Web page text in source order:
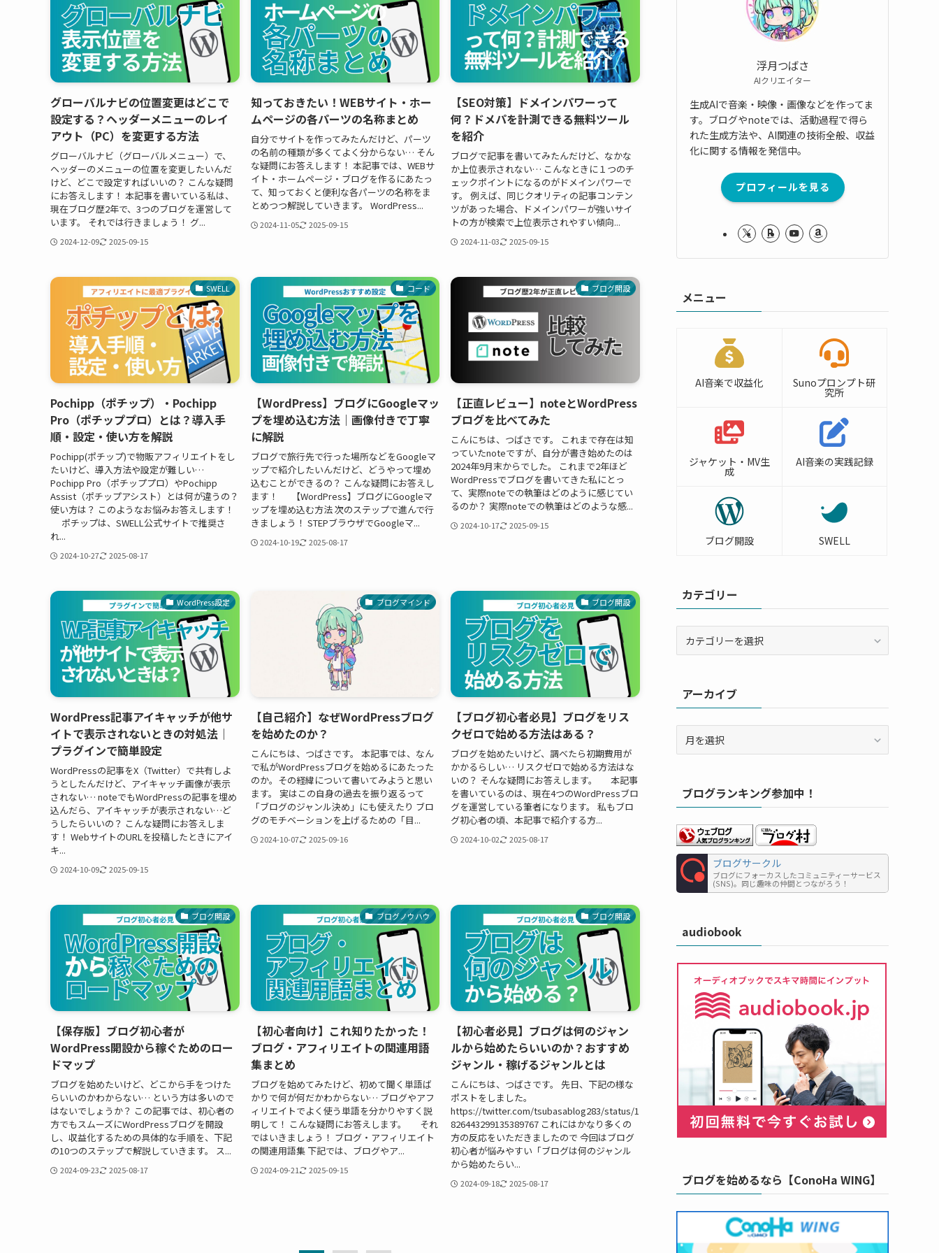
グローバルナビの位置変更はどこで
設定する？ヘッダーメニューのレイ
アウト（PC）を変更する方法
グローバルナビ（グローバルメニュー）で、
ヘッダーのメニューの位置を変更したいんだ
けど、どこで設定すればいいの？ こんな疑問
にお答えします！ 本記事を書いている私は、
現在ブログ歴2年で、3つのブログを運営して
います。 それでは行きましょう！ グ...
2024-12-09 2025-09-15
知っておきたい！WEBサイト・ホー
ムページの各パーツの名称まとめ
自分でサイトを作ってみたんだけど、パーツ
の名前の種類が多くてよく分からない… そん
な疑問にお答えします！ 本記事では、WEBサ
イト・ホームページ・ブログを作るにあたっ
て、知っておくと便利な各パーツの名称をま
とめつつ解説していきます。 WordPress...
2024-11-05 2025-09-15
【SEO対策】ドメインパワーって
何？ドメパを計測できる無料ツール
を紹介
ブログで記事を書いてみたんだけど、なかな
か上位表示されない… こんなときに１つのチ
ェックポイントになるのがドメインパワーで
す。 例えば、同じクオリティの記事コンテン
ツがあった場合、ドメインパワーが強いサイ
トの方が検索で上位表示されやすい傾向...
2024-11-03 2025-09-15
SWELL
Pochipp（ポチップ）・Pochipp
Pro（ポチッププロ）とは？導入手
順・設定・使い方を解説
Pochipp(ポチップ)で物販アフィリエイトをし
たいけど、導入方法や設定が難しい…
Pochipp Pro（ポチッププロ）やPochipp
Assist（ポチップアシスト）とは何が違うの？
使い方は？ このようなお悩みお答えします！
ポチップは、SWELL公式サイトで推奨さ
れ...
2024-10-27 2025-08-17
コード
【WordPress】ブログにGoogleマッ
プを埋め込む方法｜画像付きで丁寧
に解説
ブログで旅行先で行った場所などをGoogleマ
ップで紹介したいんだけど、どうやって埋め
込むことができるの？ こんな疑問にお答えし
ます！ 【WordPress】ブログにGoogleマ
ップを埋め込む方法 次のステップで進んで行
きましょう！ STEPブラウザでGoogleマ...
2024-10-19 2025-08-17
ブログ開設
【正直レビュー】noteとWordPress
ブログを比べてみた
こんにちは、つばさです。 これまで存在は知
っていたnoteですが、自分が書き始めたのは
2024年9月末からでした。 これまで2年ほど
WordPressでブログを書いてきた私にとっ
て、実際noteでの執筆はどのように感じてい
るのか？ 実際noteでの執筆はどのような感...
2024-10-17 2025-09-15
WordPress設定
WordPress記事アイキャッチが他サ
イトで表示されないときの対処法｜
プラグインで簡単設定
WordPressの記事をX（Twitter）で共有しよ
うとしたんだけど、アイキャッチ画像が表示
されない… noteでもWordPressの記事を埋め
込んだら、アイキャッチが表示されない…ど
うしたらいいの？ こんな疑問にお答えしま
す！ WebサイトのURLを投稿したときにアイ
キ...
2024-10-09 2025-09-15
ブログマインド
【自己紹介】なぜWordPressブログ
を始めたのか？
こんにちは、つばさです。 本記事では、なん
で私がWordPressブログを始めるにあたった
のか。その経緯について書いてみようと思い
ます。 実はこの自身の過去を振り返るって
「ブログのジャンル決め」にも使えたり ブロ
グのモチベーションを上げるための「目...
2024-10-07 2025-09-16
ブログ開設
【ブログ初心者必見】ブログをリス
クゼロで始める方法はある？
ブログを始めたいけど、調べたら初期費用が
かかるらしい… リスクゼロで始める方法はな
いの？ そんな疑問にお答えします。 本記事
を書いているのは、現在4つのWordPressブロ
グを運営している筆者になります。 私もブロ
グ初心者の頃、本記事で紹介する方...
2024-10-02 2025-08-17
ブログ開設
【保存版】ブログ初心者が
WordPress開設から稼ぐためのロー
ドマップ
ブログを始めたいけど、どこから手をつけた
らいいのかわからない… という方は多いので
はないでしょうか？ この記事では、初心者の
方でもスムーズにWordPressブログを開設
し、収益化するための具体的な手順を、下記
の10つのステップで解説していきます。 ス...
2024-09-23 2025-08-17
ブログノウハウ
【初心者向け】これ知りたかった！
ブログ・アフィリエイトの関連用語
集まとめ
ブログを始めてみたけど、初めて聞く単語ば
かりで何が何だかわからない… ブログやアフ
ィリエイトでよく使う単語を分かりやすく説
明して！ こんな疑問にお答えします。 それ
ではいきましょう！ ブログ・アフィリエイト
の関連用語集 下記では、ブログやア...
2024-09-21 2025-09-15
ブログ開設
【初心者必見】ブログは何のジャン
ルから始めたらいいのか？おすすめ
ジャンル・稼げるジャンルとは
こんにちは、つばさです。 先日、下記の様な
ポストをしました。
https://twitter.com/tsubasablog283/status/1
826443299135389767 これにはかなり多くの
方の反応をいただきましたので 今回はブログ
初心者が悩みやすい「ブログは何のジャンル
から始めたらい...
2024-09-18 2025-08-17
浮月つばさ
AIクリエイター
生成AIで音楽・映像・画像などを作ってま
す。ブログやnoteでは、活動過程で得ら
れた生成方法や、AI関連の技術全般、収益
化に関する情報を発信中。
プロフィールを見る
メニュー
AI音楽で収益化 Sunoプロンプト研
究所
ジャケット・MV生
成
AI音楽の実践記録
ブログ開設 SWELL
カテゴリー
ーアーカイブ
ブブログランキング参加中！
ブログサークル
ブログにフォーカスしたコミュニティーサービス
(SNS)。同じ趣味の仲間とつながろう！
audiobook
ブログを始めるなら【ConoHa WING】